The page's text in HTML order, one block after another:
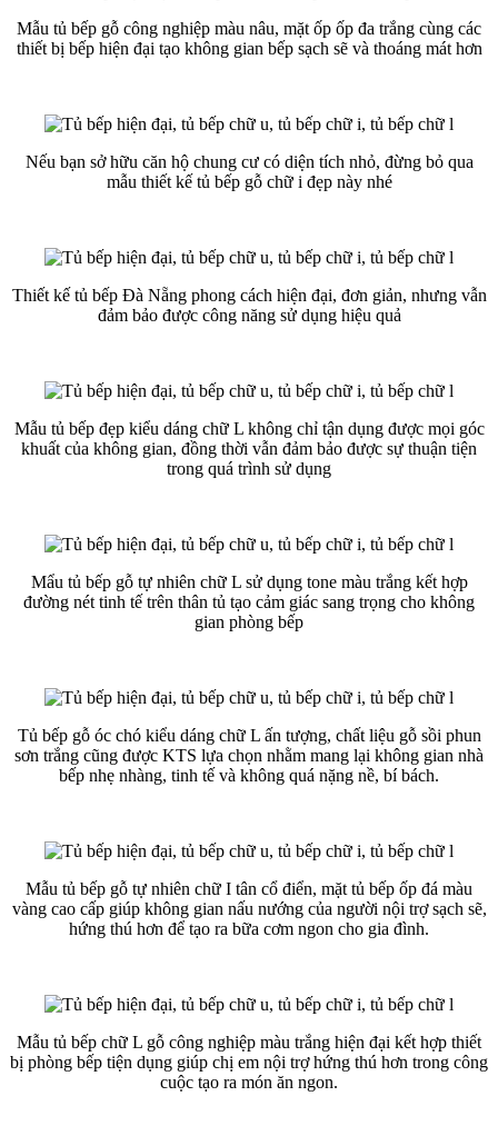
Mẫu tủ bếp gỗ công nghiệp màu nâu, mặt ốp ốp đa trắng cùng các
thiết bị bếp hiện đại tạo không gian bếp sạch sẽ và thoáng mát hơn
Nếu bạn sở hữu căn hộ chung cư có diện tích nhỏ, đừng bỏ qua
mẫu thiết kế tủ bếp gỗ chữ i đẹp này nhé
Thiết kế tủ bếp Đà Nẵng phong cách hiện đại, đơn giản, nhưng vẫn
đảm bảo được công năng sử dụng hiệu quả
Mẫu tủ bếp đẹp kiểu dáng chữ L không chỉ tận dụng được mọi góc
khuất của không gian, đồng thời vẫn đảm bảo được sự thuận tiện
trong quá trình sử dụng
Mẩu tủ bếp gỗ tự nhiên chữ L sử dụng tone màu trắng kết hợp
đường nét tinh tế trên thân tủ tạo cảm giác sang trọng cho không
gian phòng bếp
Tủ bếp gỗ óc chó kiểu dáng chữ L ấn tượng, chất liệu gỗ sồi phun
sơn trắng cũng được KTS lựa chọn nhằm mang lại không gian nhà
bếp nhẹ nhàng, tinh tế và không quá nặng nề, bí bách.
Mẫu tủ bếp gỗ tự nhiên chữ I tân cổ điển, mặt tủ bếp ốp đá màu
vàng cao cấp giúp không gian nấu nướng của người nội trợ sạch sẽ,
hứng thú hơn để tạo ra bữa cơm ngon cho gia đình.
Mẫu tủ bếp chữ L gỗ công nghiệp màu trắng hiện đại kết hợp thiết
bị phòng bếp tiện dụng giúp chị em nội trợ hứng thú hơn trong công
cuộc tạo ra món ăn ngon.